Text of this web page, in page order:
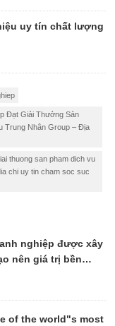
uy tín chất lượng
Đạt Giải Thưởng Sản
Trung Nhân Group – Địa
thuong san pham dich vu
chi uy tin cham soc suc
nghiệp được xây
nên giá trị bền
of the world"s most